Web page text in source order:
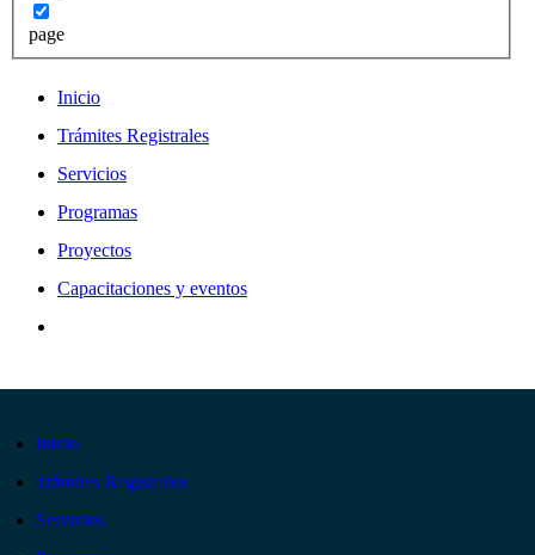
page
Inicio
Trámites Registrales
Servicios
Programas
Proyectos
Capacitaciones y eventos
Inicio
Trámites Registrales
Servicios